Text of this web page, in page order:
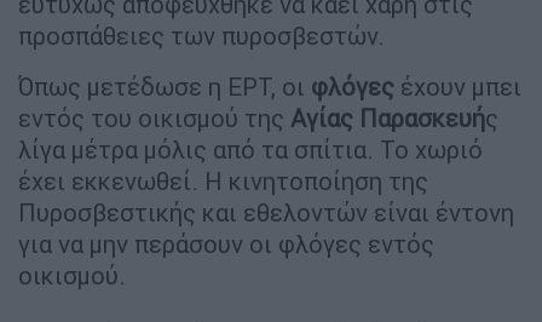
προσπάθειες των πυροσβεστών.
Όπως μετέδωσε η ΕΡΤ, οι φλόγες έχουν μπει
εντός του οικισμού της Αγίας Παρασκευής
λίγα μέτρα μόλις από τα σπίτια. Το χωριό
έχει εκκενωθεί. Η κινητοποίηση της
Πυροσβεστικής και εθελοντών είναι έντονη
για να μην περάσουν οι φλόγες εντός
οικισμού.